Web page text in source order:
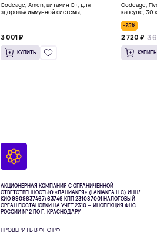
Codeage, Amen, витамин C+, для
здоровья иммунной системы,
3 001 ₽
КУПИТЬ
Codeage,
капсуле, 30
-25%
2 720 ₽ 3
КУПИТЬ
АКЦИОНЕРНАЯ КОМПАНИЯ С ОГРАНИЧЕННОЙ
ОТВЕТСТВЕННОСТЬЮ «ЛАНИАКЕЯ» (LANIAKEA LLC) ИНН/
КИО 9909637467/63746 КПП 231087001НАЛОГОВЫЙ
ОРГАН ПОСТАНОВКИ НА УЧЁТ 2310 — ИНСПЕКЦИЯ ФНС
РОССИИ № 2 ПО Г. КРАСНОДАРУ
ПРОВЕРИТЬ В ФНС РФ